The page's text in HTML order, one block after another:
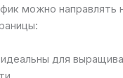
можно направлять
идеальны для